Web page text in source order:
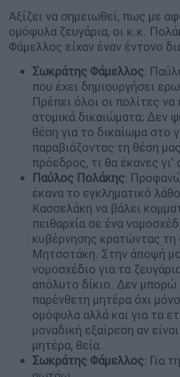
Αξίζει να σημειωθεί, πως με
ομόφυλα ζευγάρια, οι κ.κ.
Φάμελλος είχαν έναν έντονο
Σωκράτης Φάμελλος:
που έχει δημιουργήσει
Πρέπει όλοι οι πολίτες να
ατομικά δικαιώματα; Δεν
θέση για το δικαίωμα στο
παραβιάζοντας τη θέση
πρόεδρος, τι θα έκανες γι’
Παύλος Πολάκης:
έκανα το εγκληματικό
Κασσελάκη να βάλει
πειθαρχία σε ένα
κυβέρνησης κρατώντας
Μητσοτάκη. Στην άποψή
νομοσχέδιο για τα
απόλυτο δίκιο. Δεν
παρένθετη μητέρα όχι
ομόφυλα αλλά και για τα
μοναδική εξαίρεση αν
μητέρα, θεία.
Σωκράτης Φάμελλος: Για